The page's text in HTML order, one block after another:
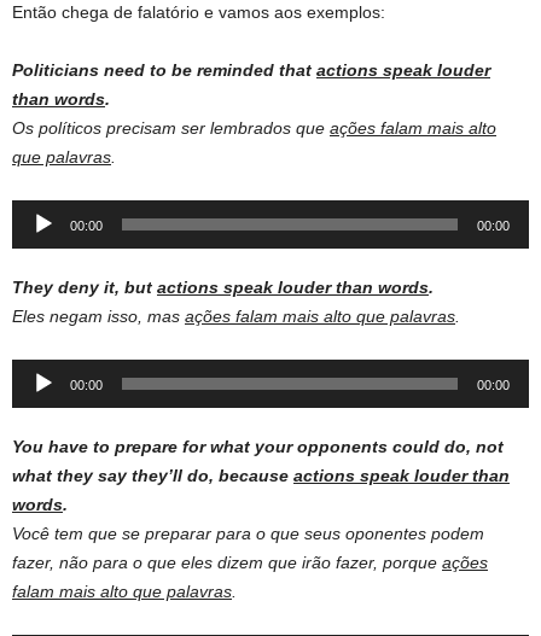
Então chega de falatório e vamos aos exemplos:
Politicians need to be reminded that actions speak louder
than words.
Os políticos precisam ser lembrados que ações falam mais alto
que palavras
Audio
00:00 00:00
They deny it, but actions speak louder than words.
Eles negam isso, mas ações falam mais alto que palavras
Audio
00:00 00:00
You have to prepare for what your opponents could do, not
what they say they’ll do, because actions speak louder than
words.
Você tem que se preparar para o que seus oponentes podem
fazer, não para o que eles dizem que irão fazer, porque ações
falam mais alto que palavras